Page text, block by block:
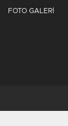
FOTO GALERİ